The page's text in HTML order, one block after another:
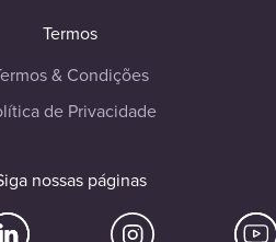
Termos
& Condições
de Privacidade
nossas páginas